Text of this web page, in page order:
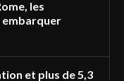
les
embarquer
et plus de 5,3